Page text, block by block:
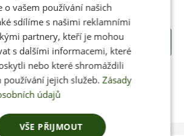
motýlek REDBLACK
o vašem používání našich
sdílíme s našimi reklamními
partnery, kteří je mohou
s dalšími informacemi, které
nebo které shromáždili
používání jejich služeb. Zásady
údajů
VŠE PŘIJMOUT